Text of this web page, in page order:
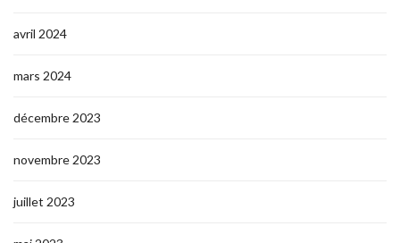
avril 2024
mars 2024
décembre 2023
novembre 2023
juillet 2023